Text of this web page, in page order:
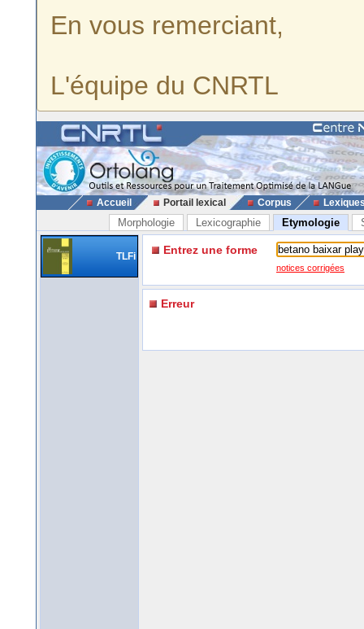
En vous remerciant,
L'équipe du CNRTL
Accueil Portail lexical Corpus
Morphologie Lexicographie Etymologie
TLFi Entrez une forme
notices corrigées
Erreur